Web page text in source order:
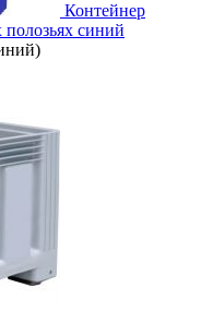
Контейнер
синий